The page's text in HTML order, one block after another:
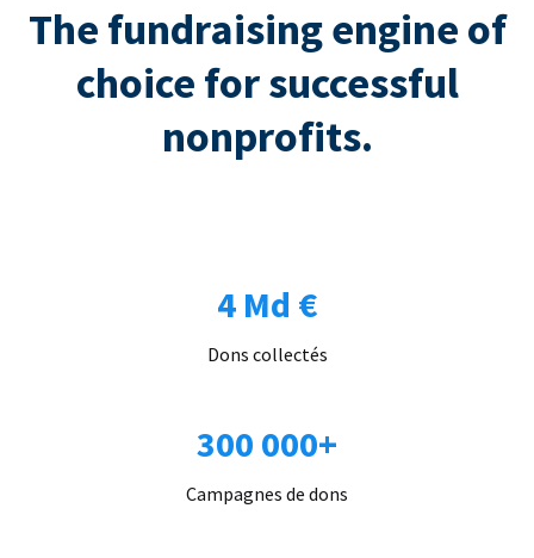
The fundraising engine of
choice for successful
nonprofits.
4 Md €
Dons collectés
300 000+
Campagnes de dons